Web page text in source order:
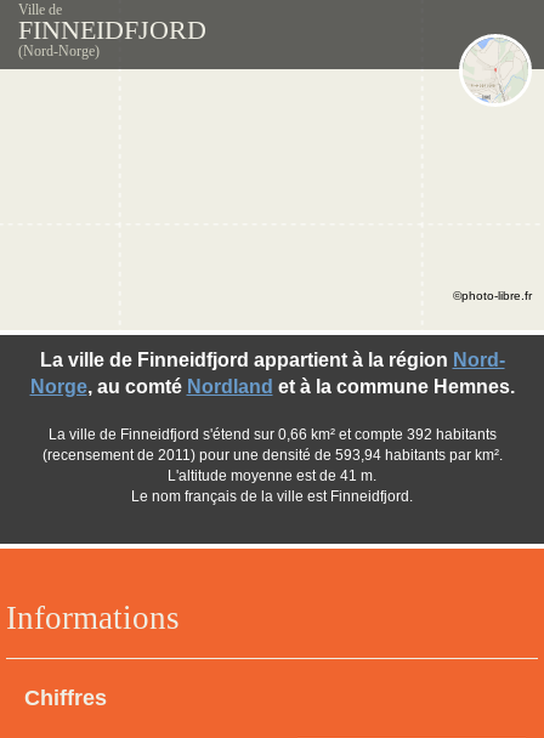
Ville de
FINNEIDFJORD
(Nord-Norge)
Informations
Chiffres
La ville de Finneidfjord appartient à la région Nord-
Norge, au comté Nordland et à la commune Hemnes.
La ville de Finneidfjord s'étend sur 0,66 km² et compte 392 habitants
(recensement de 2011) pour une densité de 593,94 habitants par km².
L'altitude moyenne est de 41 m.
Le nom français de la ville est Finneidfjord.
©photo-libre.fr